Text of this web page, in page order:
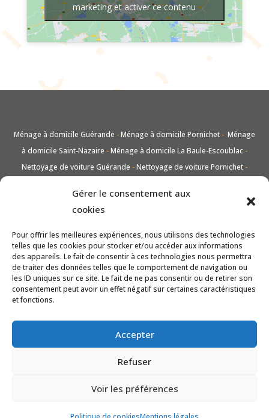
Gérer le consentement aux
cookies
Pour offrir les meilleures expériences, nous utilisons des technologies
telles que les cookies pour stocker et/ou accéder aux informations
des appareils. Le fait de consentir à ces technologies nous permettra
de traiter des données telles que le comportement de navigation ou
les ID uniques sur ce site. Le fait de ne pas consentir ou de retirer son
consentement peut avoir un effet négatif sur certaines caractéristiques
et fonctions.
Accepter
Refuser
Voir les préférences
marketing et activer ce contenu
Ménage à domicile Guérande -Ménage à domicile Pornichet - Ménage
à domicile Saint-Nazaire -Ménage à domicile La Baule-Escoublac -
Nettoyage de voiture Guérande -Nettoyage de voiture Pornichet -
Lavage vitres et carreaux Guérande-
carreaux Pornichet-Lavage vitres et carreaux Saint-Nazaire
vitres et carreaux La Baule-Escoublac -Entretien de jardin taille et tonte
Guérande-Entretien de jardin taille et tonte Pornichet-Entretien de
jardin taille et tonte Saint-Nazaire- Entretien de jardin taille et tonte La
Baule-Escoublac-Nettoyage Guérande-Nettoyage Pornichet-
Nettoyage Saint-Nazaire
Nettoyage La Baule-Escoublac
Mentions Légales